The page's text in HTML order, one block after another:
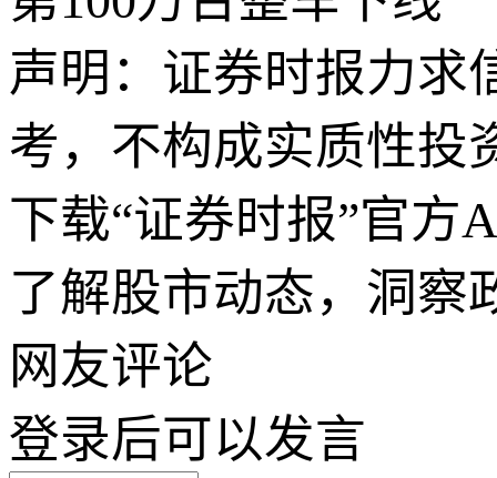
声明：证券时报力求
考，不构成实质性投
下载“证券时报”官方
了解股市动态，洞察
网友评论
登录后可以发言